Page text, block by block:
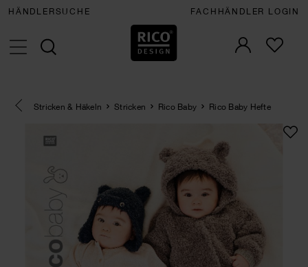
HÄNDLERSUCHE FACHHÄNDLER LOGIN
Eine Kategorie zurück navigieren
Stricken & Häkeln Stricken Rico Baby Rico Baby Hefte